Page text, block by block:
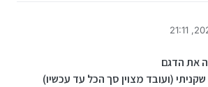
ידי מיכליי
את הדגם
(ועובד מצוין סך הכל עד עכשיו)